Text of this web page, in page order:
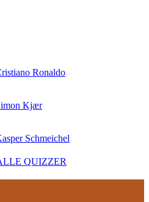
Ronaldo
Kjær
Schmeichel
QUIZZER